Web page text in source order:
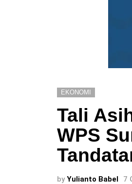
EKONOMI
Tali
WPS
by Yulianto Babel 7